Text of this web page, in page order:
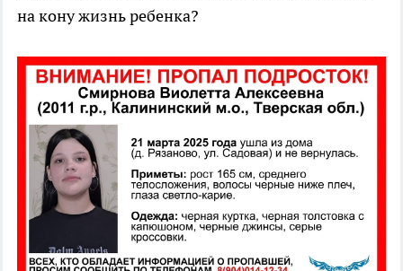
на кону жизнь ребенка?